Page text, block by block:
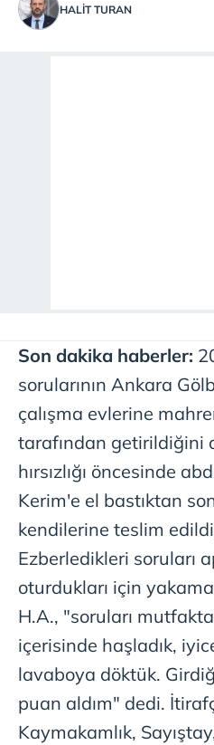
HALIT TURAN
Son dakika haberler:
sorularının Ankara
çalışma evlerine
tarafından getirildiğini
hırsızlığı öncesinde
Kerim'e el bastıktan
kendilerine teslim
Ezberledikleri soruları
oturdukları için
H.A., "soruları
içerisinde haşladık,
lavaboya döktük.
puan aldım" dedi.
Kaymakamlık,